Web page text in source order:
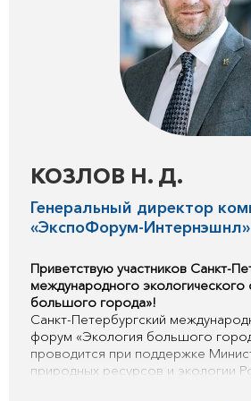
предложений, которые в
реализованы на федеральном и
Уверен, что представленные
обсуждения и деловые контакты
найти новые подходы к
среды и повышению качества
Желаю всем продуктивной
целей.
КОЗЛОВ Н. Д.
Генеральный директор
«ЭкспоФорум-Интернэшнл»
Приветствую участников Санкт-
международного
большого города»!
Санкт-Петербургский
форум «Экология большого
проводится при поддержке
природных ресурсов и экологии